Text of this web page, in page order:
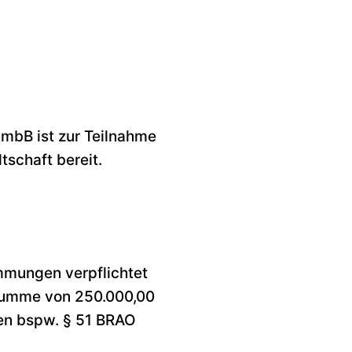
ist zur Teilnahme
bereit.
verpflichtet
von 250.000,00
bspw. § 51 BRAO